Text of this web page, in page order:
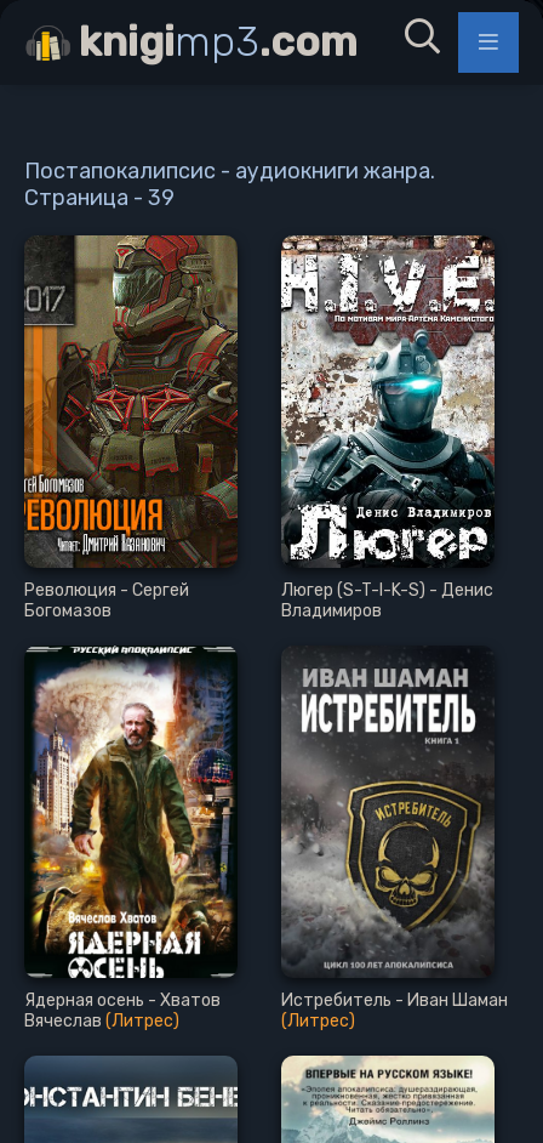
Постапокалипсис - аудиокниги жанра.
Страница - 39
Революция - Сергей
Богомазов
Люгер (S-T-I-K-S) - Денис
Владимиров
Ядерная осень - Хватов
Вячеслав (Литрес)
Истребитель - Иван Шаман
(Литрес)
knigimp3.com